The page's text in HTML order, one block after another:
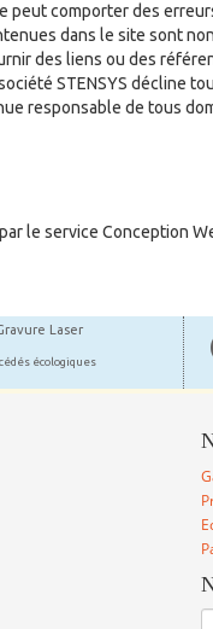
peut comporter des
dans le site sont
des liens ou des
STENSYS décline
responsable de tous
le service Conception
Laser
écologiques